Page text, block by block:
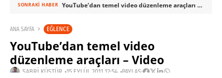
SONRAKI HABER YouTube’dan temel video düzenleme araçları – Video
ANA SAYFA EĞLENCE
YouTube’dan temel video
düzenleme araçları – Video
SABRI KÜSTÜR 15 EYLÜL 2011 12:54 PAYLAŞ: